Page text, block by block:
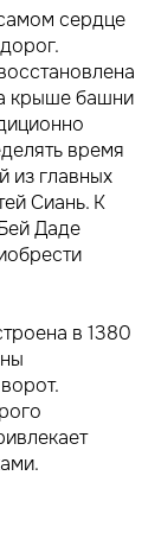
сердце
крыше башни
время
из главных
Сиань. К
Даде
в 1380